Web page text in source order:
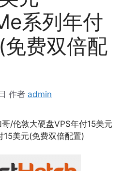
系列年付
免费双倍配
作者 admin
/伦敦大硬盘VPS年付15美元
美元(免费双倍配置)